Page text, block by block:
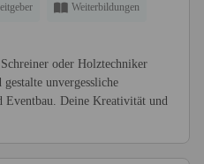
Weiterbildungen
oder Holztechniker
unvergessliche
Eventbau. Deine Kreativität und